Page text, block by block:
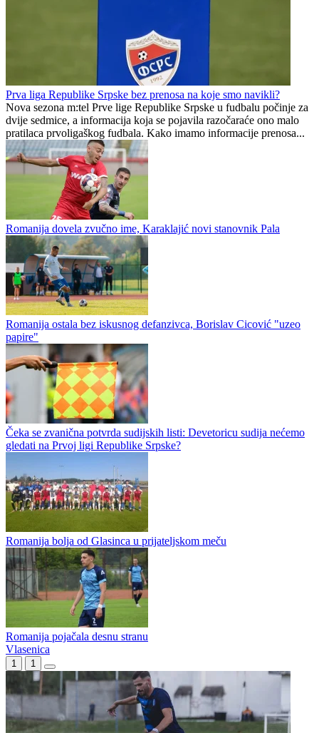
Luka Pljevaljčić otišao iz Famosa i obnovio saradnju sa Darkom
Vojvodićem
Romanija
0 0
Prva liga Republike Srpske bez prenosa na koje smo navikli?
Nova sezona m:tel Prve lige Republike Srpske u fudbalu počinje za
dvije sedmice, a informacija koja se pojavila razočaraće ono malo
pratilaca prvoligaškog fudbala. Kako imamo informacije prenosa...
Romanija dovela zvučno ime, Karaklajić novi stanovnik Pala
Romanija ostala bez iskusnog defanzivca, Borislav Cicović "uzeo
papire"
Čeka se zvanična potvrda sudijskih listi: Devetoricu sudija nećemo
gledati na Prvoj ligi Republike Srpske?